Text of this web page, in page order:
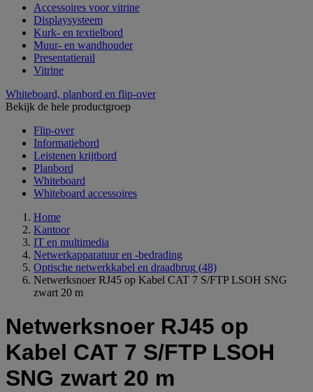
Accessoires voor vitrine
Displaysysteem
Kurk- en textielbord
Muur- en wandhouder
Presentatierail
Vitrine
Whiteboard, planbord en flip-over
Bekijk de hele productgroep
Flip-over
Informatiebord
Leistenen krijtbord
Planbord
Whiteboard
Whiteboard accessoires
Home
Kantoor
IT en multimedia
Netwerkapparatuur en -bedrading
Optische netwerkkabel en draadbrug (48)
Netwerksnoer RJ45 op Kabel CAT 7 S/FTP LSOH SNG
zwart 20 m
Netwerksnoer RJ45 op
Kabel CAT 7 S/FTP LSOH
SNG zwart 20 m